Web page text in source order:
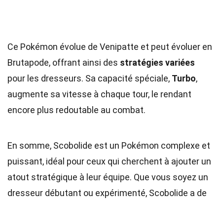
Ce Pokémon évolue de Venipatte et peut évoluer en
Brutapode, offrant ainsi des stratégies variées
pour les dresseurs. Sa capacité spéciale, Turbo,
augmente sa vitesse à chaque tour, le rendant
encore plus redoutable au combat.
En somme, Scobolide est un Pokémon complexe et
puissant, idéal pour ceux qui cherchent à ajouter un
atout stratégique à leur équipe. Que vous soyez un
dresseur débutant ou expérimenté, Scobolide a de